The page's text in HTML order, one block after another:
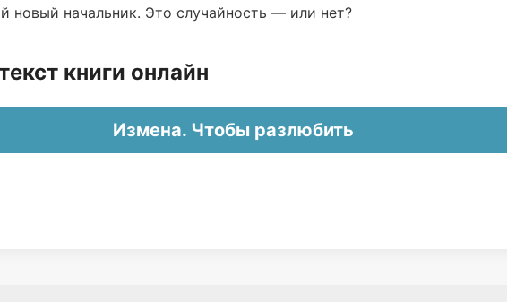
новый начальник. Это случайность — или нет?
книги онлайн
Измена. Чтобы разлюбить